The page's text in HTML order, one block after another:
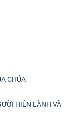
CHÚA
HIỀN LÀNH VÀ